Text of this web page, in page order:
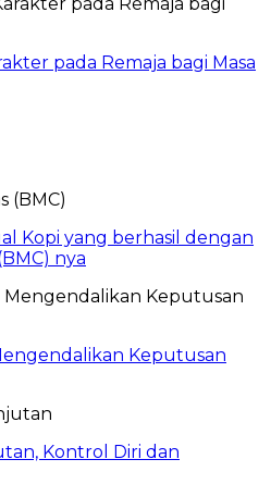
pada Remaja bagi Masa
Kopi yang berhasil dengan
nya
Keputusan
Kontrol Diri dan